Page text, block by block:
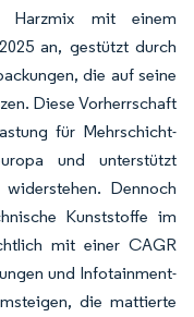
Harzmix mit einem
an, gestützt durch
die auf seine
Diese Vorherrschaft
für Mehrschicht-
und unterstützt
Dennoch
Kunststoffe im
mit einer CAGR
und Infotainment-
die mattierte